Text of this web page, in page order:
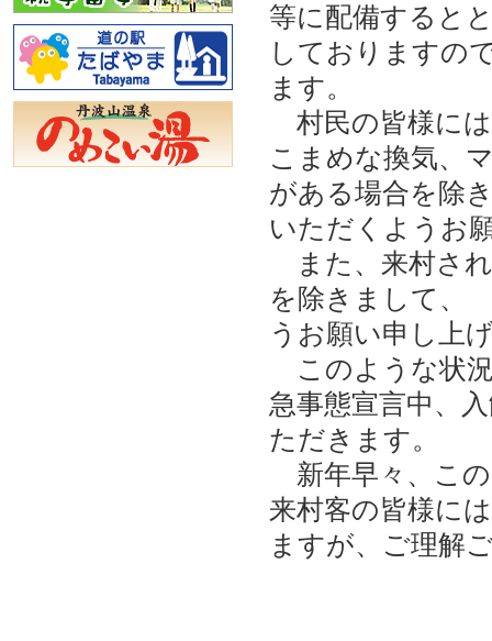
等に配備すると
しておりますの
ます。
村民の皆様に
こまめな換気、
がある場合を除
いただくようお
また、来村さ
を除きまして、
うお願い申し上
このような状
急事態宣言中、
ただきます。
新年早々、こ
来村客の皆様に
ますが、ご理解